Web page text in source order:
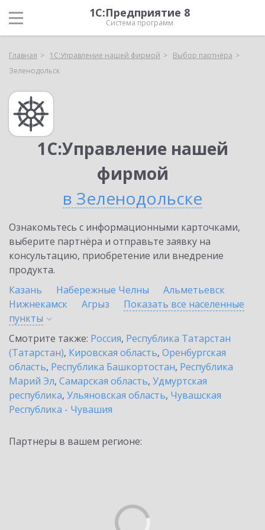
1С:Предприятие 8
Система программ
Главная 1С:Управление нашей фирмой
Выбор партнёра
Зеленодольск
1С:Управление нашей
фирмой
в Зеленодольске
Ознакомьтесь с информационными карточками,
выберите партнёра и отправьте заявку на
консультацию, приобретение или внедрение
продукта.
Казань
Набережные Челны
Альметьевск
Нижнекамск
Агрыз
Показать все населенные
пункты
Смотрите также: Россия, Республика Татарстан
(Татарстан), Кировская область, Оренбургская
область, Республика Башкортостан, Республика
Марий Эл, Самарская область, Удмуртская
республика, Ульяновская область, Чувашская
Республика - Чувашия
Партнеры в вашем регионе: